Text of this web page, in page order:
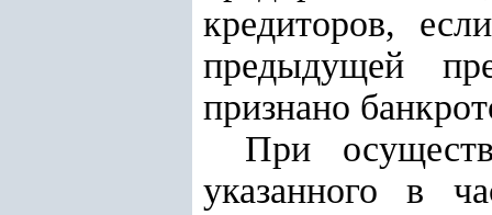
кредиторов,
предыдущей
признано
При
указанного в